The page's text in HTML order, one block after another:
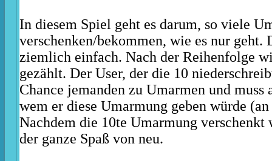
In diesem Spiel geht es darum, so viele
verschenken/bekommen, wie es nur geht.
ziemlich einfach. Nach der Reihenfolge
gezählt. Der User, der die 10
Chance jemanden zu Umarmen und muss
wem er diese Umarmung geben würde
Nachdem die 10te Umarmung verschenkt
der ganze Spaß von neu.